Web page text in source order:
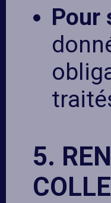
Pour
5.